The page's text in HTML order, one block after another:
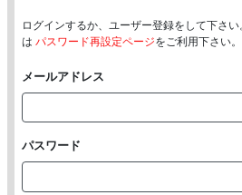
ログインするか、ユーザー登録をして下さ
は パスワード再設定ページをご利用下さい。
メールアドレス
パスワード